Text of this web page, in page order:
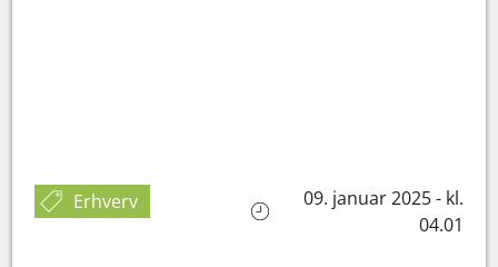
Erhverv
09. januar 2025 - kl.
04.01